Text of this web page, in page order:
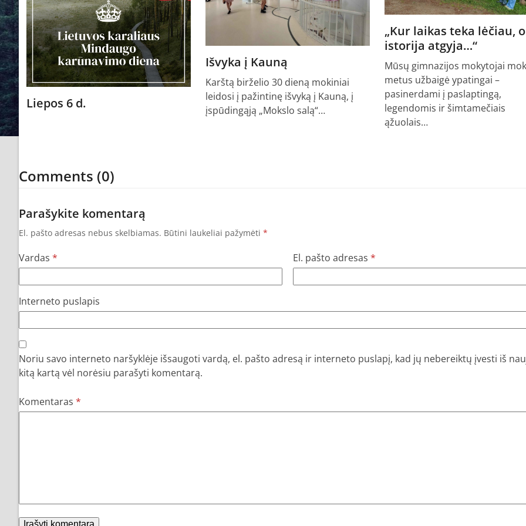
Liepos 6 d.
Išvyka į Kauną
Karštą birželio 30 dieną mokiniai
leidosi į pažintinę išvyką į Kauną, į
įspūdingąją „Mokslo salą“…
„Kur laikas teka lėčiau, o
istorija atgyja…“
Mūsų gimnazijos mokytojai
metus užbaigė ypatingai –
pasinerdami į paslaptingą,
legendomis ir šimtamečiais
ąžuolais…
Comments (0)
Parašykite komentarą
El. pašto adresas nebus skelbiamas. Būtini laukeliai pažymėti *
Vardas * El. pašto adresas*
Interneto puslapis
Noriu savo interneto naršyklėje išsaugoti vardą, el. pašto adresą ir interneto puslapį, kad jų nebereiktų įvesti iš
kitą kartą vėl norėsiu parašyti komentarą.
Komentaras *